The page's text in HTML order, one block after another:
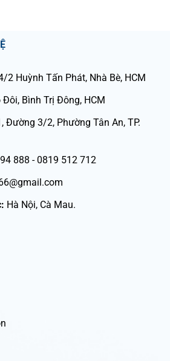
2 Huỳnh Tấn Phát, Nhà Bè, HCM
Bình Trị Đông, HCM
Đường 3/2, Phường Tân An, TP.
888 - 0819 512 712
Hà Nội, Cà Mau.